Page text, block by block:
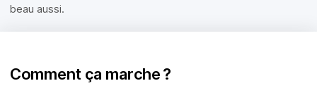
beau aussi.
Comment ça marche ?